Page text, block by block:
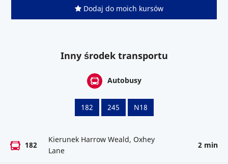
Dodaj do moich kursów
Inny środek transportu
Autobusy
182 245 N18
182
Kierunek Harrow Weald, Oxhey
Lane
2 min